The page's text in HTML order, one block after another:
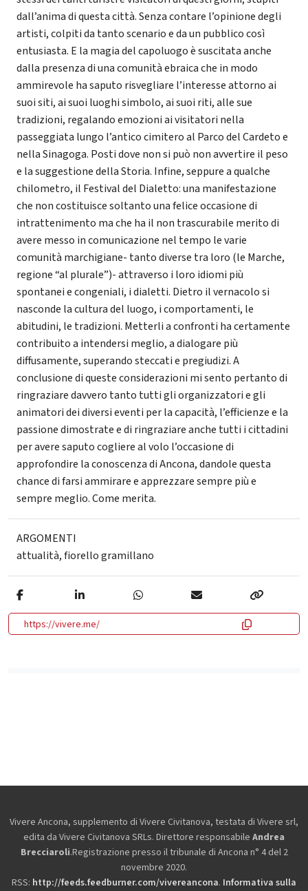
dall’anima di questa città. Senza contare l’opinione degli
artisti, colpiti da tanto scenario e da un pubblico così
entusiasta. E la magia del capoluogo è suscitata anche
dalla presenza di una comunità ebraica che in modo
ammirevole ha saputo risvegliare l’interesse attorno ai
suoi siti, ai suoi luoghi simbolo, ai suoi riti, alle sue
tradizioni, regalando emozioni ai visitatori nella
passeggiata lungo l’antico cimitero al Parco del Cardeto e
nella Sinagoga. Posti dove non si può non avvertire il peso
e la suggestione della Storia. Infine, seppure a qualche
chilometro, il Festival del Dialetto: una manifestazione
che non costituisce soltanto una felice occasione di
intrattenimento ma che ha il non trascurabile merito di
avere messo in comunicazione nel tempo le varie
comunità marchigiane- tanto diverse tra loro (le Marche,
regione “al plurale”)- attraverso i loro idiomi più
spontanei e congeniali, i dialetti. Dietro il vernacolo si
nasconde la cultura del luogo, i comportamenti, le
abitudini, le tradizioni. Metterli a confronti ha certamente
contribuito a intendersi meglio, a dialogare più
diffusamente, superando steccati e pregiudizi. A
conclusione di queste considerazioni mi sento pertanto di
ringraziare davvero tanto tutti gli organizzatori e gli
animatori dei diversi eventi per la capacità, l’efficienze e la
passione dimostrate e di ringraziare anche tutti i cittadini
per avere saputo cogliere al volo l’occasione di
approfondire la conoscenza di Ancona, dandole questa
chance di farsi ammirare e apprezzare sempre più e
sempre meglio. Come merita.
ARGOMENTI
attualità,fiorello gramillano
https://vivere.me/
Vivere Ancona, supplemento di Vivere Civitanova, testata di Vivere srl,
edita da Vivere Civitanova SRLs. Direttore responsabile Andrea
Brecciaroli.Registrazione presso il tribunale di Ancona n° 4 del 2
novembre 2020.
RSS: http://feeds.feedburner.com/vivereancona. Informativa sulla